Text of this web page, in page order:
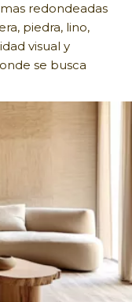
redondeadas
piedra, lino,
visual y
se busca